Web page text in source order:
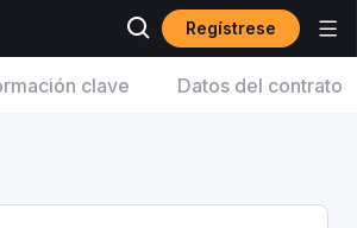
Regístrese
clave Datos del contrato